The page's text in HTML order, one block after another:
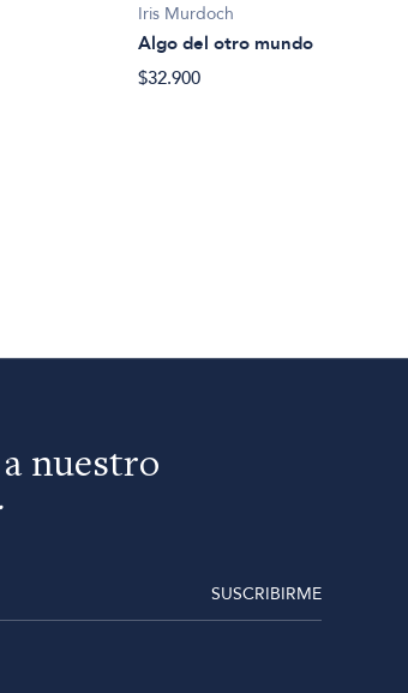
Iris Murdoch
Algo del otro mundo
$32.900
nuestro
SUSCRIBIRME